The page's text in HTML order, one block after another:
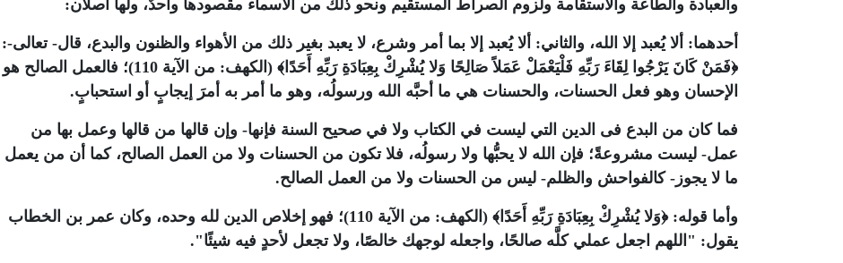
والعبادة والطاعة والاستقامة ولزوم الصراط المستقيم ونحو ذلك من الأسماء مقصودها واحدٌ، ولها أصلان:
أحدهما: ألا يُعبد إلا الله، والثاني: ألا يُعبد إلا بما أمر وشرع، لا يعبد بغير ذلك من الأهواء والظنون والبدع، قال- تعالى-:
﴿فَمَنْ كَانَ يَرْجُوا لِقَاءَ رَبِّهِ فَلْيَعْمَلْ عَمَلاً صَالِحًا وَلا يُشْرِكْ بِعِبَادَةِ رَبِّهِ أَحَدًا﴾
(الكهف: من الآية 110)؛ فالعمل الصالح هو
الإحسان وهو فعل الحسنات، والحسنات هي ما أحبَّه الله ورسولُه، وهو ما أمر به أمرَ إيجابٍ أو استحبابٍ.
فما كان من البدع فى الدين التي ليست في الكتاب ولا في صحيح السنة فإنها- وإن قالها من قالها وعمل بها من
عمل- ليست مشروعةً؛ فإن الله لا يحبُّها ولا رسولُه، فلا تكون من الحسنات ولا من العمل الصالح، كما أن من يعمل
ما لا يجوز- كالفواحش والظلم- ليس من الحسنات ولا من العمل الصالح.
وأما قوله:﴿وَلا يُشْرِكْ بِعِبَادَةِ رَبِّهِ أَحَدًا﴾
(الكهف: من الآية 110)؛ فهو إخلاص الدين لله وحده، وكان عمر بن الخطاب
يقول: "اللهم اجعل عملي كلَّه صالحًا، واجعله لوجهك خالصًا، ولا تجعل لأحدٍ فيه شيئًا".